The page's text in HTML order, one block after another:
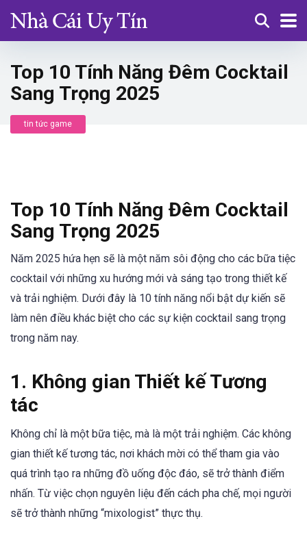
Top 10 Tính Năng Đêm Cocktail
Sang Trọng 2025
tin tức game
Top 10 Tính Năng Đêm Cocktail
Sang Trọng 2025
Năm 2025 hứa hẹn sẽ là một năm sôi động cho các bữa tiệc
cocktail với những xu hướng mới và sáng tạo trong thiết kế
và trải nghiệm. Dưới đây là 10 tính năng nổi bật dự kiến sẽ
làm nên điều khác biệt cho các sự kiện cocktail sang trọng
trong năm nay.
1. Không gian Thiết kế Tương
tác
Không chỉ là một bữa tiệc, mà là một trải nghiệm. Các không
gian thiết kế tương tác, nơi khách mời có thể tham gia vào
quá trình tạo ra những đồ uống độc đáo, sẽ trở thành điểm
nhấn. Từ việc chọn nguyên liệu đến cách pha chế, mọi người
sẽ trở thành những “mixologist” thực thụ.